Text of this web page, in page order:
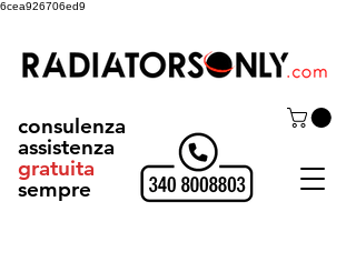
6cea926706ed9
consulenza
assistenza
gratuita
sempre